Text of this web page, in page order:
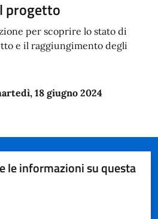
progetto
per scoprire lo stato di
e il raggiungimento degli
18 giugno 2024
le informazioni su questa